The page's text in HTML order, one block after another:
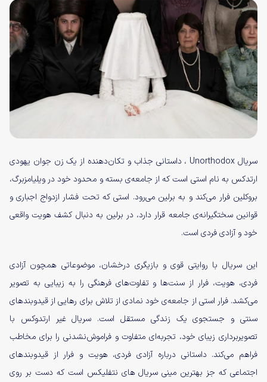
سریال Unorthodox ، داستانی جذاب و تکان‌دهنده از یک زن جوان یهودی
ارتدکس به نام استی است که از جامعه‌ی بسته و محدود خود در ویلیامزبرگ،
بروکلین فرار می‌کند و به برلین می‌رود. استی که تحت فشار ازدواج اجباری و
قوانین سختگیرانه‌ی جامعه قرار دارد، در برلین به دنبال کشف هویت واقعی
خود و آزادی فردی است.
این سریال با روایتی قوی و بازیگری درخشان، موضوعاتی همچون آزادی
فردی، هویت، فرار از سنت‌ها و تفاوت‌های فرهنگی را به زیبایی به تصویر
می‌کشد. فرار استی از جامعه‌ی خود نمادی از تلاش برای رهایی از قیدوبندهای
سنتی و جستجوی یک زندگی مستقل است. سریال غیر ارتدوکس با
تصویربرداری زیبای خود، تجربه‌ای متفاوت و فراموش‌نشدنی را برای مخاطب
فراهم می‌کند. داستانی درباره آزادی فردی، هویت و فرار از قیدوبندهای
اجتماعی که جز بهترین مینی سریال های نتفلیکس است که دست بر روی